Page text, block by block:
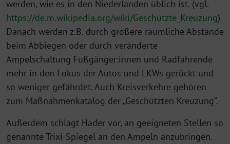
werden, wie es in den Niederlanden üblich ist. (vgl.
https://de.m.wikipedia.org/wiki/Geschützte_Kreuzung)
Danach werden z.B. durch größere räumliche Abstände
beim Abbiegen oder durch veränderte
Ampelschaltung Fußgänger:innen und Radfahrende
mehr in den Fokus der Autos und LKWs gerückt und
so weniger gefährdet. Auch Kreisverkehre gehören
zum Maßnahmenkatalog der „Geschützten Kreuzung“.
Außerdem schlägt Hader vor, an geeigneten Stellen so
genannte Trixi-Spiegel an den Ampeln anzubringen.